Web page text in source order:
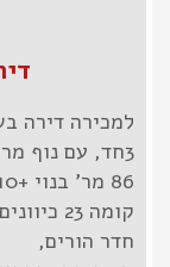
דירה 3 חד'
למכירה דירה
3חד, עם נוף מרהיב,
86 מר' בנוי +10 מר מרפסת שמש,
קומה 23 כיוונים מערב + צפון,
חדר הורים,